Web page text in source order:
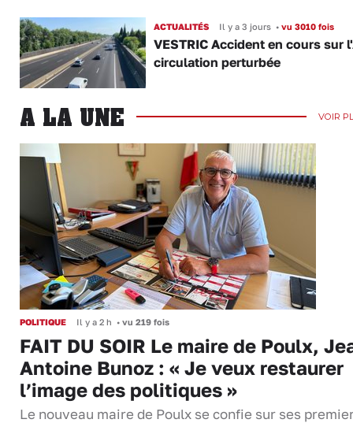
ACTUALITÉS Il y a 3 jours •vu 3010 fois
VESTRIC Accident en cours sur
circulation perturbée
A LA UNE VOIR
POLITIQUE Il y a 2 h • vu 219 fois
FAIT DU SOIR Le maire de Poulx,
Antoine Bunoz : « Je veux restaurer
l’image des politiques »
Le nouveau maire de Poulx se confie sur ses